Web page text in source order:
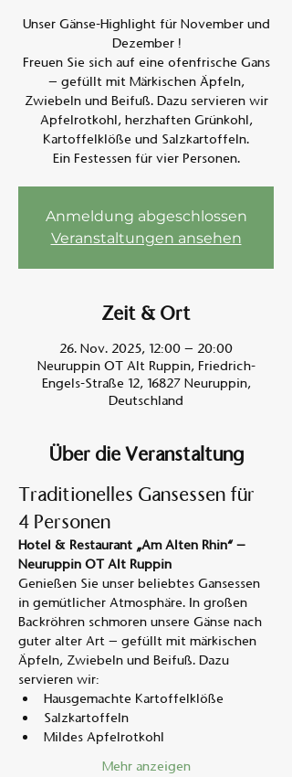
Unser Gänse-Highlight für November und
Dezember !
Freuen Sie sich auf eine ofenfrische Gans
– gefüllt mit Märkischen Äpfeln,
Zwiebeln und Beifuß. Dazu servieren wir
Apfelrotkohl, herzhaften Grünkohl,
Kartoffelklöße und Salzkartoffeln.
Ein Festessen für vier Personen.
Anmeldung abgeschlossen
Veranstaltungen ansehen
Zeit & Ort
26. Nov. 2025, 12:00 – 20:00
Neuruppin OT Alt Ruppin, Friedrich-
Engels-Straße 12, 16827 Neuruppin,
Deutschland
Über die Veranstaltung
Traditionelles Gansessen für
4 Personen
Hotel & Restaurant „Am Alten Rhin“ –
Neuruppin OT Alt Ruppin
Genießen Sie unser beliebtes Gansessen
in gemütlicher Atmosphäre. In großen
Backröhren schmoren unsere Gänse nach
guter alter Art – gefüllt mit märkischen
Äpfeln, Zwiebeln und Beifuß. Dazu
servieren wir:
Hausgemachte Kartoffelklöße
Salzkartoffeln
Mildes Apfelrotkohl
Mehr anzeigen